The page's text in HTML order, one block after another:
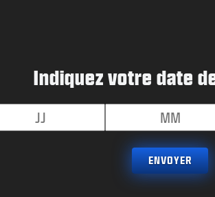
Indiquez votre date
ENVOYER